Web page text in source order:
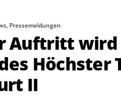
, Pressemeldungen
Auftritt
Höchster
II